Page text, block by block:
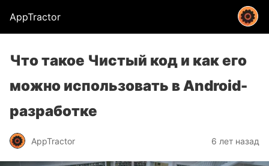
AppTractor
Что такое Чистый код и как его
можно использовать в Android-
разработке
AppTractor 6 лет назад